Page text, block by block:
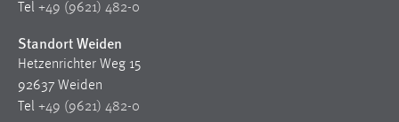
Tel +49 (9621) 482-0
Standort Weiden
Hetzenrichter Weg 15
92637 Weiden
Tel +49 (9621) 482-0